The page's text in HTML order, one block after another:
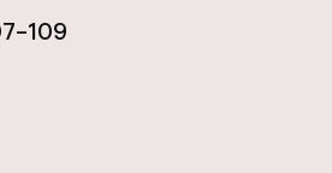
109